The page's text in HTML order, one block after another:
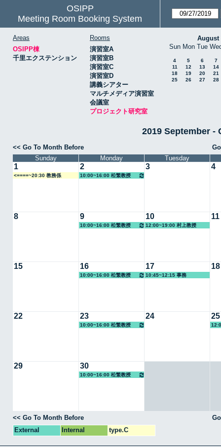
OSIPP
Meeting Room Booking System
Areas
OSIPP棟
千里エクステンション
Rooms
演習室A
演習室B
演習室C
演習室D
講義シアター
マルチメディア演習室
会議室
プロジェクト研究室
August
Sun Mon Tue
4 5 6
7
11
12 13
14
18
19 20
21
25
26 27 28
2019 September -
<< Go To Month Before
Sunday
Monday Tuesday
1
<====~20:30 教務係
2
10:00~16:00 松繁教授
3 4
8 9
10:00~16:00 松繁教授
10
12:00~19:00 村上教授
11
15 16
10:00~16:00 松繁教授
17
10:45~12:15 事務
18
22 23
10:00~16:00 松繁教授
24 25
29 30
10:00~16:00 松繁教授
<< Go To Month Before
External
Internal type.C